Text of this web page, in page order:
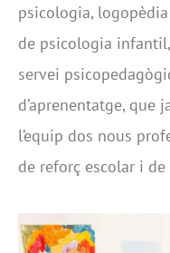
psicologia,
de psicologia infantil,
servei
d’aprenentatge, que
l’equip dos nous
de reforç escolar i